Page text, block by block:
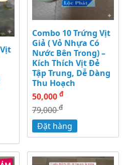
Combo 10 Trứng Vịt
Giả ( Vỏ Nhựa Có
Nước Bên Trong) –
Kích Thích Vịt Đẻ
Tập Trung, Dễ Dàng
Thu Hoạch
50,000 đ
79,000đ
Đặt hàng